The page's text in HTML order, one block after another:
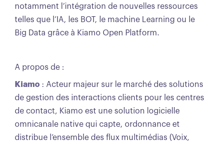
notamment l’intégration de nouvelles ressources
telles que l’IA, les BOT, le machine Learning ou le
Big Data grâce à Kiamo Open Platform.
A propos de :
Kiamo : Acteur majeur sur le marché des solutions
de gestion des interactions clients pour les centres
de contact, Kiamo est une solution logicielle
omnicanale native qui capte, ordonnance et
distribue l’ensemble des flux multimédias (Voix,